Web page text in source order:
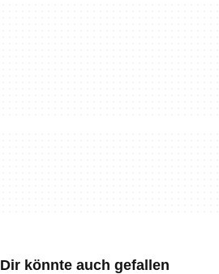
Dir könnte auch gefallen